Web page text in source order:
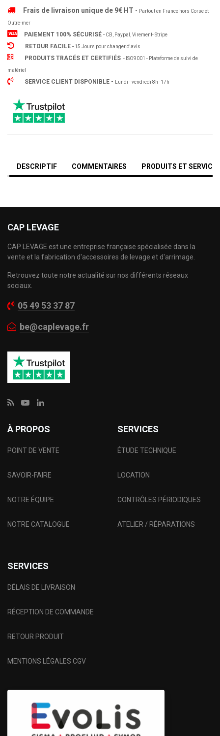
Frais de livraison unique de 9€ HT - Partout en France hors Corse et
Outre-mer
PAIEMENT 100% SÉCURISÉ - CB, Paypal, Virement- Stripe
RETOUR FACILE - 15 Jours pour changer d'avis
PRODUITS TRACÉS ET CERTIFIÉS - ISO9001 - Plateforme de suivi de
matériel
SERVICE CLIENT DISPONIBLE - Lundi - vendredi 8h -17h
DESCRIPTIF COMMENTAIRES PRODUITS ET
CAP LEVAGE
CAP LEVAGE est une entreprise française spécialisée dans la
vente et la fabrication d'accessoires de levage et d'arrimage.
Retrouvez toute notre actualité sur nos différents réseaux
sociaux.
05 49 53 37 87
be@caplevage.fr
À PROPOS
POINT DE VENTE
SAVOIR-FAIRE
NOTRE ÉQUIPE
NOTRE CATALOGUE
SERVICES
ÉTUDE TECHNIQUE
LOCATION
CONTRÔLES PÉRIODIQUES
ATELIER / RÉPARATIONS
SERVICES
DÉLAIS DE LIVRAISON
RÉCEPTION DE COMMANDE
RETOUR PRODUIT
MENTIONS LÉGALES CGV